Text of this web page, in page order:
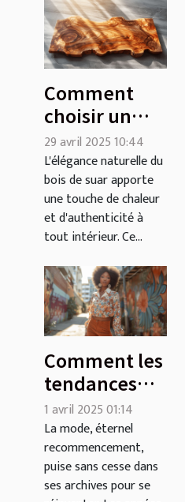
Comment
choisir un
plateau en
bois de suar
pour votre
intérieur
29 avril 2025 10:44
L'élégance naturelle du
bois de suar apporte
une touche de chaleur
et d'authenticité à
tout intérieur. Ce...
Comment les
tendances
des années
70
influencent
la mode
1 avril 2025 01:14
La mode, éternel
recommencement,
puise sans cesse dans
ses archives pour se